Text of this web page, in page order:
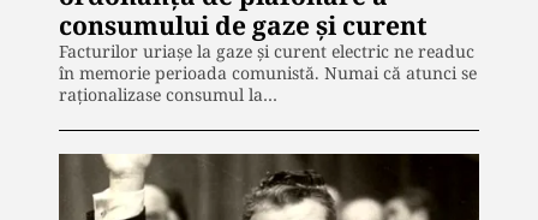
consumului de gaze și curent
Facturilor uriașe la gaze și curent electric ne readuc
în memorie perioada comunistă. Numai că atunci se
raționalizase consumul la…